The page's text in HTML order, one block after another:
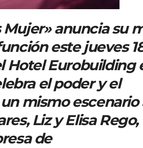
Mujer» anuncia su
este jueves
Hotel Eurobuilding
el poder y el
mismo escenario
Liz y Elisa Rego,
de